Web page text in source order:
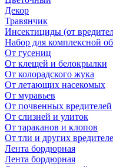
Декор
Травянчик
Инсектициды (от
Набор для комплексной
От гусениц
От клещей и белокрылки
От колорадского жука
От летающих насекомых
От муравьев
От почвенных вредителей
От слизней и улиток
От тараканов и клопов
От тли и других
Лента бордюрная
Лента бордюрная